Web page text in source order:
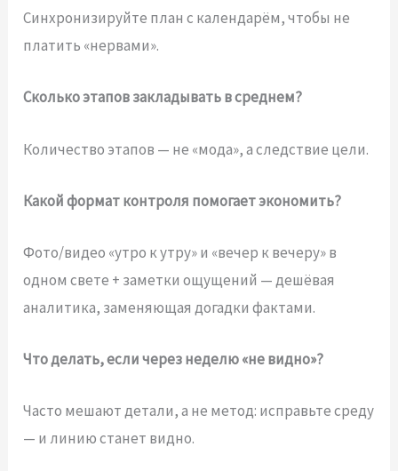
Синхронизируйте план с календарём, чтобы не
платить «нервами».
Сколько этапов закладывать в среднем?
Количество этапов — не «мода», а следствие цели.
Какой формат контроля помогает экономить?
Фото/видео «утро к утру» и «вечер к вечеру» в
одном свете + заметки ощущений — дешёвая
аналитика, заменяющая догадки фактами.
Что делать, если через неделю «не видно»?
Часто мешают детали, а не метод: исправьте среду
— и линию станет видно.